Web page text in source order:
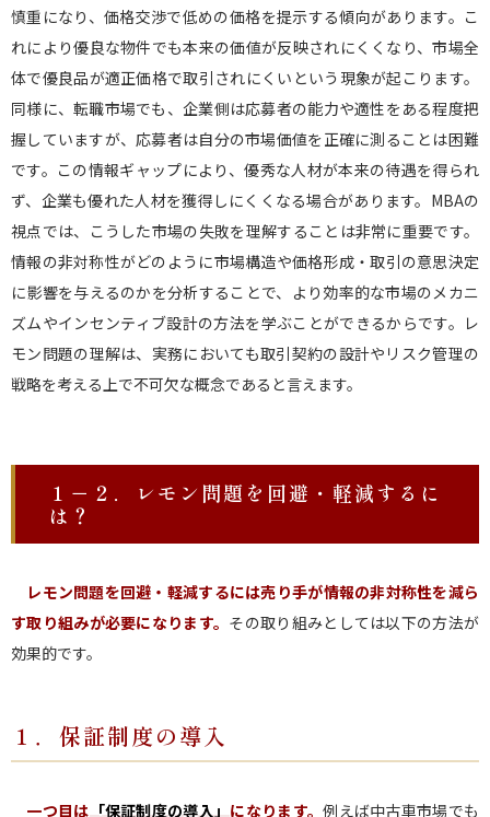
慎重になり、価格交渉で低めの価格を提示する傾向があります。こ
れにより優良な物件でも本来の価値が反映されにくくなり、市場全
体で優良品が適正価格で取引されにくいという現象が起こります。
同様に、転職市場でも、企業側は応募者の能力や適性をある程度把
握していますが、応募者は自分の市場価値を正確に測ることは困難
です。この情報ギャップにより、優秀な人材が本来の待遇を得られ
ず、企業も優れた人材を獲得しにくくなる場合があります。MBAの
視点では、こうした市場の失敗を理解することは非常に重要です。
情報の非対称性がどのように市場構造や価格形成・取引の意思決定
に影響を与えるのかを分析することで、より効率的な市場のメカニ
ズムやインセンティブ設計の方法を学ぶことができるからです。レ
モン問題の理解は、実務においても取引契約の設計やリスク管理の
戦略を考える上で不可欠な概念であると言えます。
１－２．レモン問題を回避・軽減するに
は？
レモン問題を回避・軽減するには売り手が情報の非対称性を減ら
す取り組みが必要になります。 その取り組みとしては以下の方法が
効果的です。
１．保証制度の導入
一つ目は「保証制度の導入」になります。例えば中古車市場でも